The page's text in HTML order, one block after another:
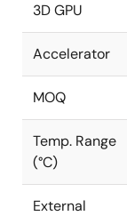
3D GPU
Accelerator
MOQ
Temp. Range
(°C)
External